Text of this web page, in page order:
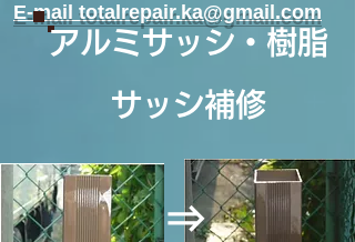
E-mail totalrepair.ka@gmail.com
アルミサッシ・樹脂
サッシ補修
⇒